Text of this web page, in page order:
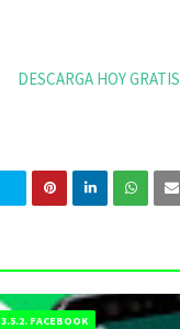
DESCARGA HOY GRATIS
3.5.2. FACEBOOK